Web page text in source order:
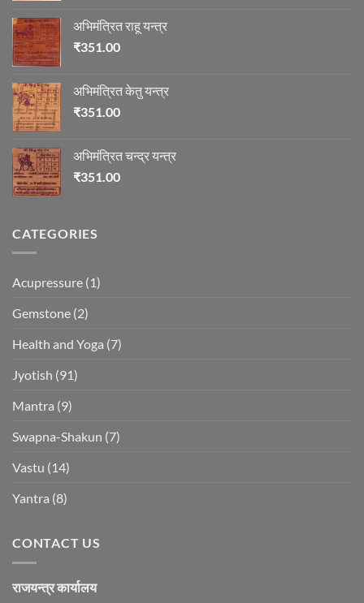
अभिमंत्रित राहू यन्त्र
₹351.00
अभिमंत्रित केतु यन्त्र
₹351.00
अभिमंत्रित चन्द्र यन्त्र
₹351.00
CATEGORIES
Acupressure (1)
Gemstone (2)
Health and Yoga (7)
Jyotish (91)
Mantra (9)
Swapna-Shakun (7)
Vastu (14)
Yantra (8)
CONTACT US
राजयन्त्र कार्यालय